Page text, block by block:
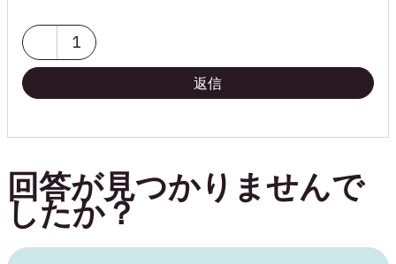
1
返信
回答が見つかりませんで
したか？